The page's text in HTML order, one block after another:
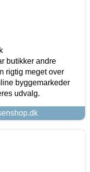
butikker andre
rigtig meget over
byggemarkeder
udvalg.